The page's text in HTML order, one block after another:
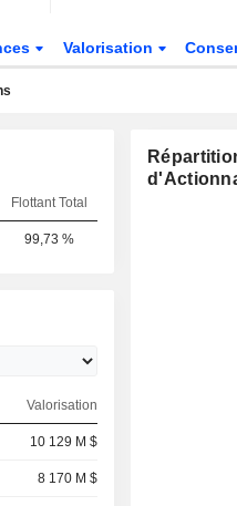
Valorisation
Flottant Total
99,73 %
Valorisation
10 129 M $
8 170 M $